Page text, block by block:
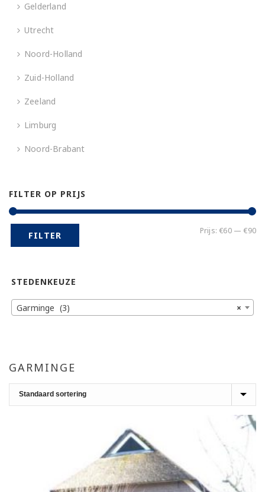
GARMINGE
Gelderland
Utrecht
Noord-Holland
Zuid-Holland
Zeeland
Limburg
Noord-Brabant
FILTER OP PRIJS
FILTER Prijs:€60—€90
STEDENKEUZE
×
Garminge (3)